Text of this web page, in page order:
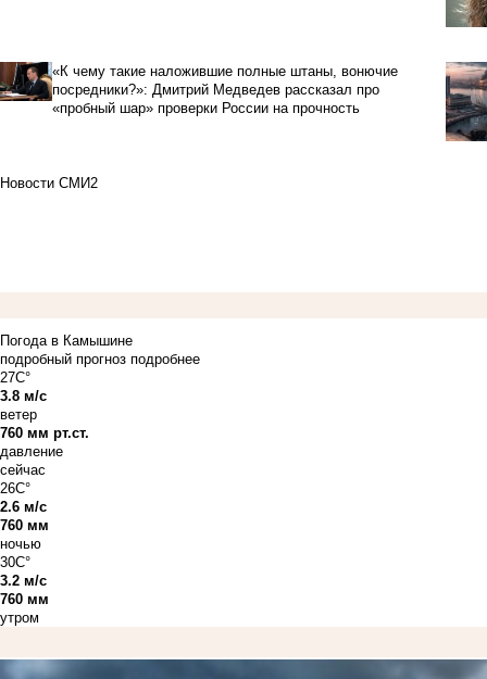
«К чему такие наложившие полные штаны, вонючие
посредники?»: Дмитрий Медведев рассказал про
«пробный шар» проверки России на прочность
Новости СМИ2
Погода в Камышине
подробный прогноз подробнее
27C°
3.8 м/с
ветер
760 мм рт.ст.
давление
сейчас
26C°
2.6 м/с
760 мм
ночью
30C°
3.2 м/с
760 мм
утром